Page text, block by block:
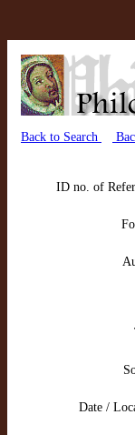
Back to Search
ID no. of
Date /